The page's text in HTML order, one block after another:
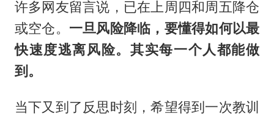
许多网友留言说，已在上周四和周五降仓
或空仓。 一旦风险降临，要懂得如何以最
快速度逃离风险。其实每一个人都能做
到。
当下又到了反思时刻，希望得到一次教训